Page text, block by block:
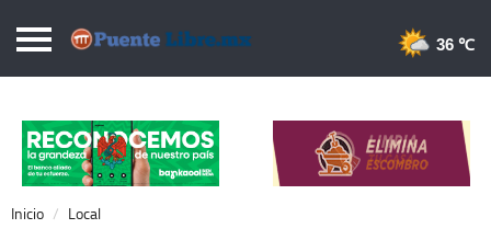
Puentelibre.mx
Local
Nacional
Opinión
36 ℃
Inicio Local